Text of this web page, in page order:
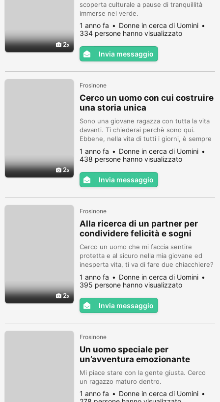
2
scoperta culturale a pause di tranquillità
immerse nel verde.
1 anno fa
Donne in cerca di Uomini
334 persone hanno visualizzato
Invia messaggio
2
Frosinone
Cerco un uomo con cui costruire
una storia unica
Sono una giovane ragazza con tutta la vita
davanti. Ti chiederai perchè sono qui.
Ebbene, nella vita di tutti i giorni, è sempre
più difficile trovare un ragazzo posato
1 anno fa
Donne in cerca di Uomini
438 persone hanno visualizzato
Invia messaggio
2
Frosinone
Alla ricerca di un partner per
condividere felicità e sogni
Cerco un uomo che mi faccia sentire
protetta e al sicuro nella mia giovane ed
inesperta vita, ti va di fare due chiacchiere?
1 anno fa
Donne in cerca di Uomini
395 persone hanno visualizzato
Invia messaggio
Frosinone
Un uomo speciale per
un’avventura emozionante
Mi piace stare con la gente giusta. Cerco
un ragazzo maturo dentro.
1 anno fa
Donne in cerca di Uomini